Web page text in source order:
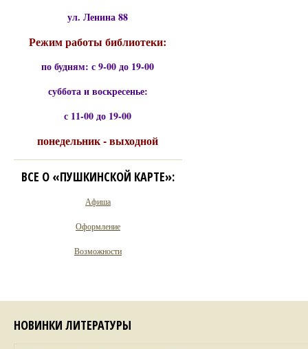
ул. Ленина 88
Режим работы библиотеки:
по будням: с 9-00 до 19-00
суббота и воскресенье:
с 11-00 до 19-00
понедельник - выходной
ВСЕ О «ПУШКИНСКОЙ КАРТЕ»:
Афиша
Оформление
Возможности
НОВИНКИ ЛИТЕРАТУРЫ